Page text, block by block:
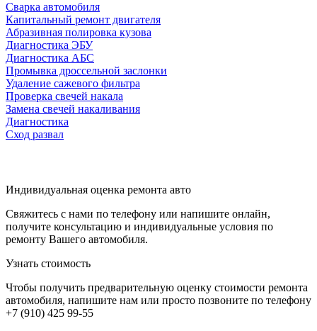
Сварка автомобиля
Капитальный ремонт двигателя
Абразивная полировка кузова
Диагностика ЭБУ
Диагностика АБС
Промывка дроссельной заслонки
Удаление сажевого фильтра
Проверка свечей накала
Замена свечей накаливания
Диагностика
Сход развал
Индивидуальная оценка ремонта авто
Свяжитесь с нами по телефону или напишите онлайн,
получите консультацию и индивидуальные условия по
ремонту Вашего автомобиля.
Узнать стоимость
Чтобы получить предварительную оценку стоимости ремонта
автомобиля, напишите нам или просто позвоните по телефону
+7 (910) 425 99-55